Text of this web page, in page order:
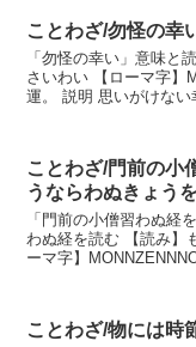
ことわざ/勿怪の幸
「勿怪の幸い」意味と読み方 【表記】勿怪の幸い 【読
さいわい 【ローマ字】
運。 説明 思いがけない幸運のこと。「勿怪」とは、思いがけないこ
ことわざ/門前の小
うならわぬきょう
「門前の小僧習わぬ経を読む」意
わぬ経を読む 【読み】
ーマ字】
ことわざ/物には時